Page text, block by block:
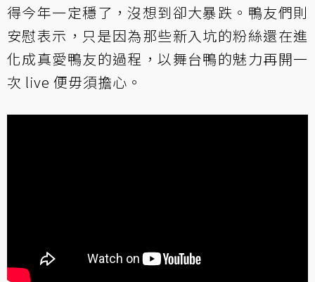
得今年一定穩了，沒想到卻大暴跌。鴨友們則
安慰表示，只是因為那些新入坑的粉絲還在進
化成真愛鴨友的過程，以舞台鴨的魅力再開一
次 live 便毋須擔心。